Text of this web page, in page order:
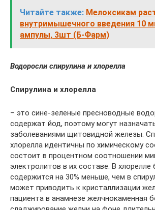
Читайте также: Мелоксикам
внутримышечного введения 10
ампулы, 3шт (Б-Фарм)
Водоросли спирулина и хлорелла
Спирулина и хлорелла
– это сине-зеленые пресноводные
содержат йод, поэтому могут
заболеваниями щитовидной железы.
хлорелла идентичны по химическому
состоит в процентном соотношении
электролитов в их составе. В хлорелле
содержится на 30% меньше, чем в
может приводить к кристаллизации
пациента в анамнезе желчнокаменная